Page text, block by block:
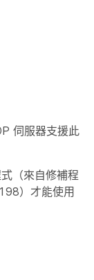
伺服器支援此
（來自修補程
）才能使用